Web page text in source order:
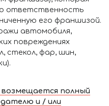
ответственность
его франшизой.
автомобиля,
повреждениях
стекол, фар, шин,
возмещается полный
и / или